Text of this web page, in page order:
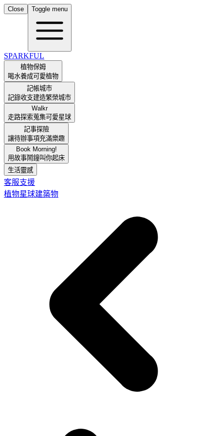
Close Toggle menu
SPARKFUL
植物保姆
喝水養成可愛植物
記帳城市
記錄收支建造繁榮城市
Walkr
走路探索蒐集可愛星球
記事探險
讓待辦事項充滿樂趣
Book Morning!
用故事鬧鐘叫你起床
生活靈感
客服支援
植物星球建築物